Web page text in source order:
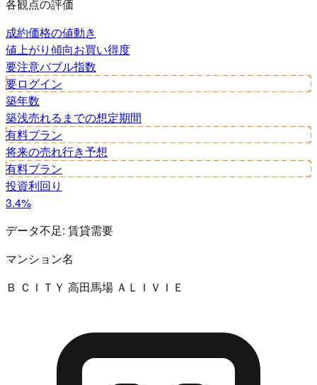
各観点の評価
成約価格の値動き
値上がり傾向お買い得度
要注意バブル指数
要ログイン
築年数
築浅売れるまでの想定期間
有料プラン
将来の売れ行き予想
有料プラン
投資利回り
3.4%
データ不足: 賃貸需要
マンション名
Ｂ ＣＩＴＹ 高田馬場 ＡＬＩＶＩＥ